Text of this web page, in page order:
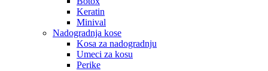
Keratin
Minival
Nadogradnja kose
Kosa za nadogradnju
Umeci za kosu
Perike